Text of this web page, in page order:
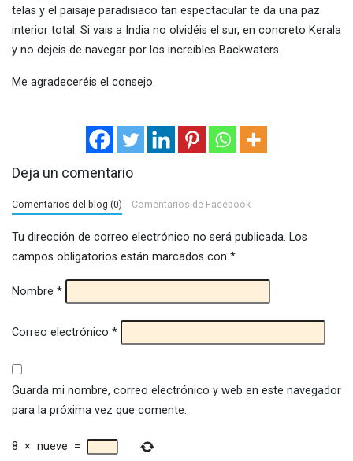
telas y el paisaje paradisiaco tan espectacular te da una paz
interior total. Si vais a India no olvidéis el sur, en concreto Kerala
y no dejeis de navegar por los increíbles Backwaters.
Me agradeceréis el consejo.
Deja un comentario
Comentarios del blog (0) Comentarios de Facebook
Tu dirección de correo electrónico no será publicada. Los
campos obligatorios están marcados con *
Nombre *
Correo electrónico *
Guarda mi nombre, correo electrónico y web en este navegador
para la próxima vez que comente.
8 × nueve =